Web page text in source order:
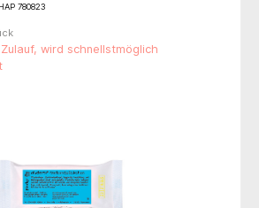
780823
wird schnellstmöglich